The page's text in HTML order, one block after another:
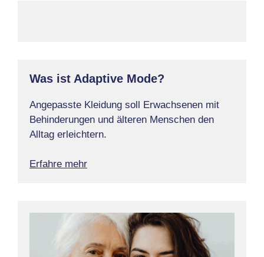
Was ist Adaptive Mode?
Angepasste Kleidung soll Erwachsenen mit
Behinderungen und älteren Menschen den
Alltag erleichtern.
Erfahre mehr